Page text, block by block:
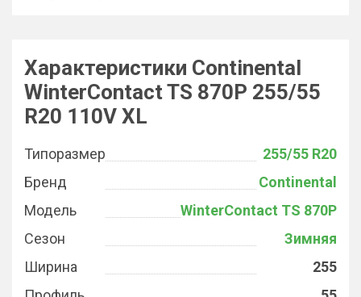
Характеристики Continental
WinterContact TS 870P 255/55
R20 110V XL
Типоразмер
255/55 R20
Бренд
Continental
Модель
WinterContact TS 870P
Сезон
Зимняя
Ширина
255